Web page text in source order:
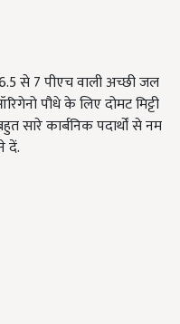
से 7 पीएच वाली अच्छी जल
पौधे के लिए दोमट मिट्टी
सारे कार्बनिक पदार्थों से नम
दें.